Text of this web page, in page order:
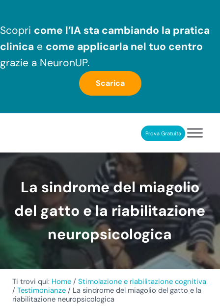
Scopri come l’IA sta cambiando la pratica
clinica e come applicarla nel tuo centro
grazie a NeuronUP.
Scarica
RIABILITAZIONE COGNITIVA PROFESSIONALEProva Gratuita
La sindrome del miagolio
del gatto e la riabilitazione
neuropsicologica
Ti trovi qui: Home / Stimolazione e riabilitazione cognitiva
/ Testimonianze / La sindrome del miagolio del gatto e la
riabilitazione neuropsicologica